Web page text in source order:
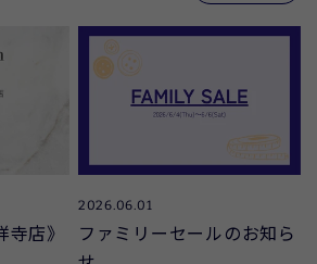
寺店》
2026.06.01
ファミリーセールのお知ら